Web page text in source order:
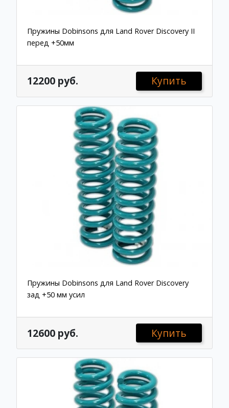
Пружины Dobinsons для Land Rover Discovery II
перед +50мм
12200 руб. Купить
Пружины Dobinsons для Land Rover Discovery
зад +50 мм усил
12600 руб. Купить